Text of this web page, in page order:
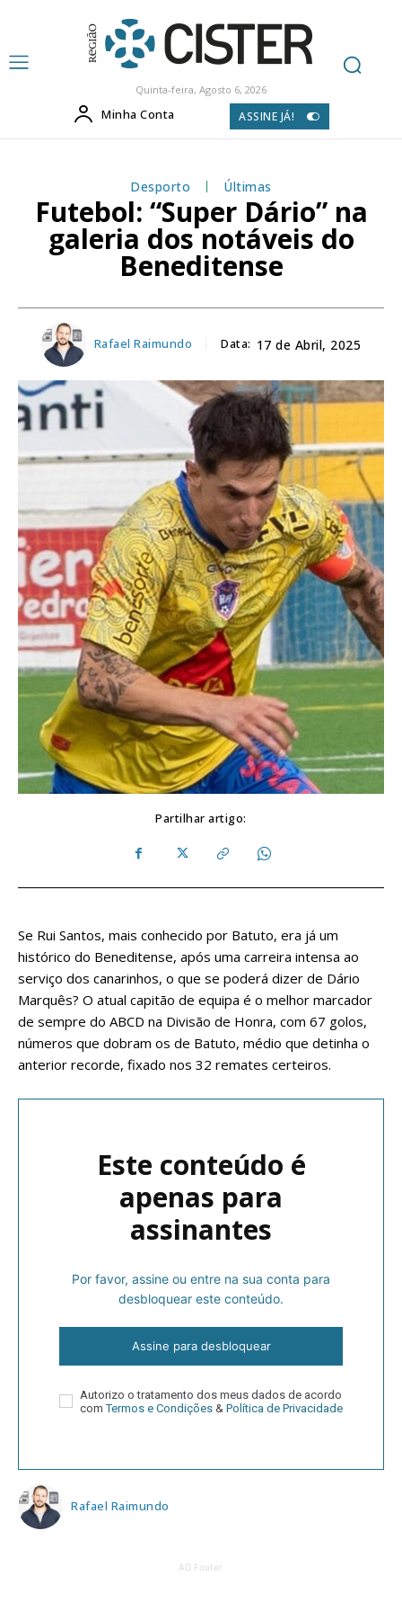
Quinta-feira, Agosto 6, 2026
Minha Conta ASSINE JÁ!
Desporto Últimas
Futebol: “Super Dário” na
galeria dos notáveis do
Beneditense
Rafael Raimundo Data: 17 de Abril, 2025
Partilhar artigo:
Se Rui Santos, mais conhecido por Batuto, era já um
histórico do Beneditense, após uma carreira intensa ao
serviço dos canarinhos, o que se poderá dizer de Dário
Marquês? O atual capitão de equipa é o melhor marcador
de sempre do ABCD na Divisão de Honra, com 67 golos,
números que dobram os de Batuto, médio que detinha o
anterior recorde, fixado nos 32 remates certeiros.
Este conteúdo é
apenas para
assinantes
Por favor, assine ou entre na sua conta para
desbloquear este conteúdo.
Assine para desbloquear
Autorizo o tratamento dos meus dados de acordo
comTermos e Condições & Política de Privacidade
Rafael Raimundo
AD Footer